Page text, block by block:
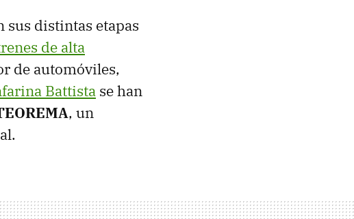
distintas etapas
de alta
de automóviles,
Battista se han
, un